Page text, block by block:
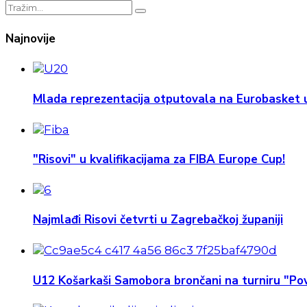
Najnovije
Mlada reprezentacija otputovala na Eurobasket
"Risovi" u kvalifikacijama za FIBA Europe Cup!
Najmlađi Risovi četvrti u Zagrebačkoj županiji
U12 Košarkaši Samobora brončani na turniru